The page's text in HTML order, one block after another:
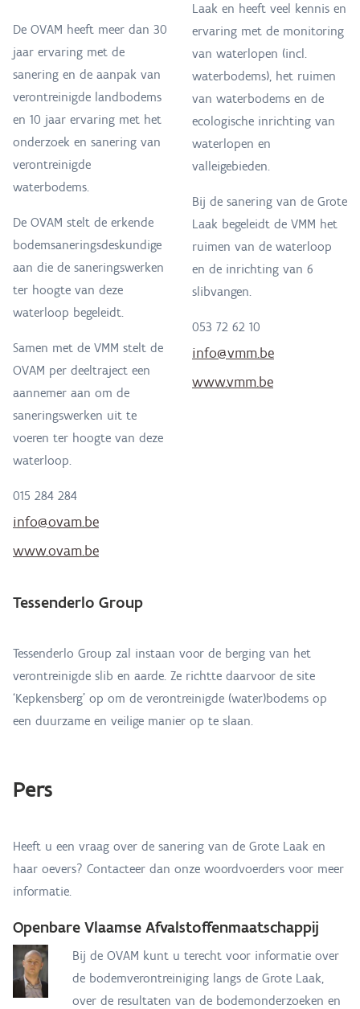
De OVAM heeft meer dan 30
jaar ervaring met de
sanering en de aanpak van
verontreinigde landbodems
en 10 jaar ervaring met het
onderzoek en sanering van
verontreinigde
waterbodems.
De OVAM stelt de erkende
bodemsaneringsdeskundige
aan die de saneringswerken
ter hoogte van deze
waterloop begeleidt.
Samen met de VMM stelt de
OVAM per deeltraject een
aannemer aan om de
saneringswerken uit te
voeren ter hoogte van deze
waterloop.
015 284 284
info@ovam.be
www.ovam.be
Laak en heeft veel kennis en
ervaring met de monitoring
van waterlopen (incl.
waterbodems), het ruimen
van waterbodems en de
ecologische inrichting van
waterlopen en
valleigebieden.
Bij de sanering van de Grote
Laak begeleidt de VMM het
ruimen van de waterloop
en de inrichting van 6
slibvangen.
053 72 62 10
info@vmm.be
www.vmm.be
Tessenderlo Group
Tessenderlo Group zal instaan voor de berging van het
verontreinigde slib en aarde. Ze richtte daarvoor de site
‘Kepkensberg’ op om de verontreinigde (water)bodems op
een duurzame en veilige manier op te slaan.
Pers
Heeft u een vraag over de sanering van de Grote Laak en
haar oevers? Contacteer dan onze woordvoerders voor meer
informatie.
Openbare Vlaamse Afvalstoffenmaatschappij
Bij de OVAM kunt u terecht voor informatie over
de bodemverontreiniging langs de Grote Laak,
over de resultaten van de bodemonderzoeken en